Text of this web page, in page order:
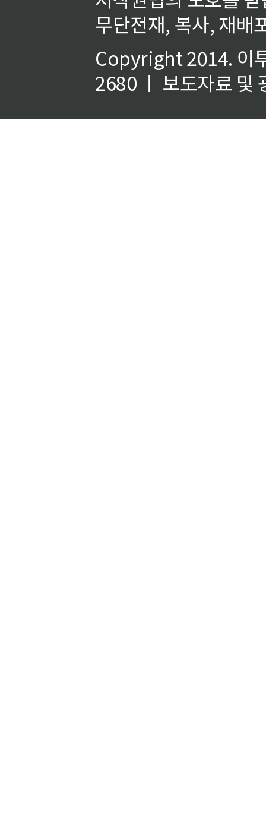
무단전재, 복사, 재배
Copyright 2014. 이
2680 ㅣ 보도자료